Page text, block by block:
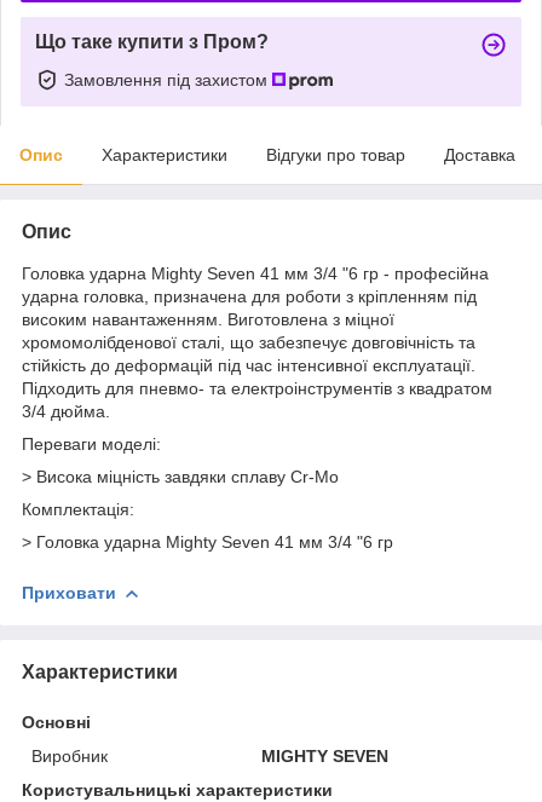
Що таке купити з Пром?
Замовлення під захистом
Опис Характеристики Відгуки про товар Доставка
Опис
Головка ударна Mighty Seven 41 мм 3/4 "6 гр - професійна
ударна головка, призначена для роботи з кріпленням під
високим навантаженням. Виготовлена з міцної
хромомолібденової сталі, що забезпечує довговічність та
стійкість до деформацій під час інтенсивної експлуатації.
Підходить для пневмо- та електроінструментів з квадратом
3/4 дюйма.
Переваги моделі:
> Висока міцність завдяки сплаву Cr-Mo
Комплектація:
> Головка ударна Mighty Seven 41 мм 3/4 "6 гр
Приховати
Характеристики
Основні
Виробник
MIGHTY SEVEN
Користувальницькі характеристики